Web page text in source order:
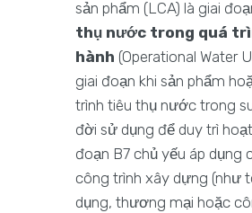
sản phẩm (LCA) là giai
thụ nước trong quá
hành (Operational Water
giai đoạn khi sản phẩm
trình tiêu thụ nước trong
đời sử dụng để duy trì
đoạn B7 chủ yếu áp dụng
công trình xây dựng (như
dụng, thương mại hoặc